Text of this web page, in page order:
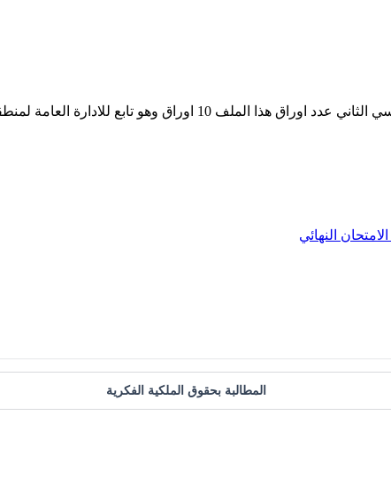
نموذج اختبار مهم في مادة اللغة الانكليزية للصف التاسع للفصل
الامتحان النهائي
المطالبة بحقوق الملكية الفكرية